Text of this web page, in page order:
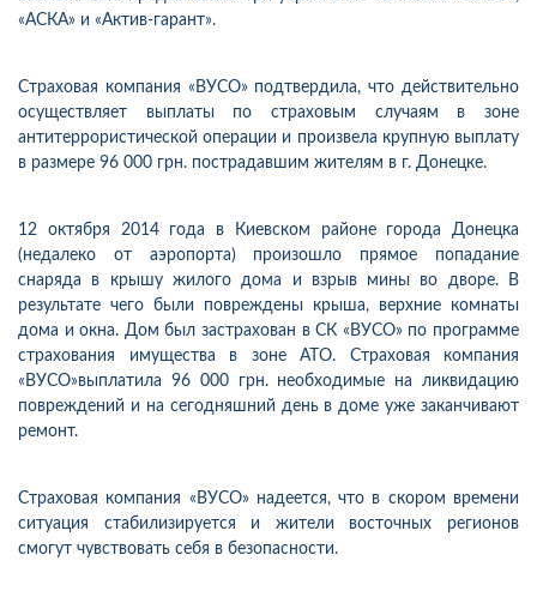
«АСКА» и «Актив-гарант».
Страховая компания «ВУСО» подтвердила, что действительно
осуществляет выплаты по страховым случаям в зоне
антитеррористической операции и произвела крупную выплату
в размере 96 000 грн. пострадавшим жителям в г. Донецке.
12 октября 2014 года в Киевском районе города Донецка
(недалеко от аэропорта) произошло прямое попадание
снаряда в крышу жилого дома и взрыв мины во дворе. В
результате чего были повреждены крыша, верхние комнаты
дома и окна. Дом был застрахован в СК «ВУСО» по программе
страхования имущества в зоне АТО. Страховая компания
«ВУСО»выплатила 96 000 грн. необходимые на ликвидацию
повреждений и на сегодняшний день в доме уже заканчивают
ремонт.
Страховая компания «ВУСО» надеется, что в скором времени
ситуация стабилизируется и жители восточных регионов
смогут чувствовать себя в безопасности.